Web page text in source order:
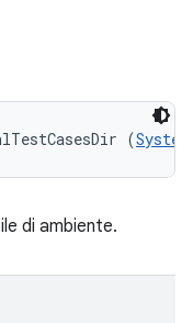
(
di ambiente.